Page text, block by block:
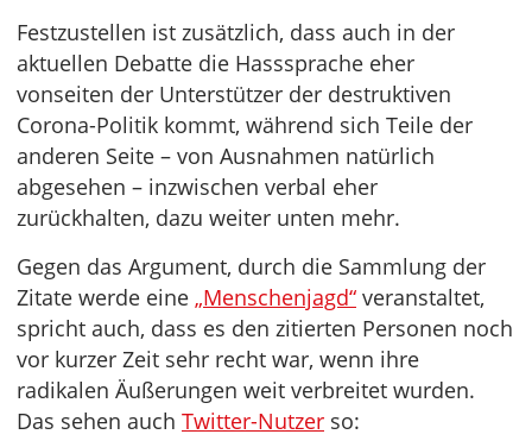
Festzustellen ist zusätzlich, dass auch in der
aktuellen Debatte die Hasssprache eher
vonseiten der Unterstützer der destruktiven
Corona-Politik kommt, während sich Teile der
anderen Seite – von Ausnahmen natürlich
abgesehen – inzwischen verbal eher
zurückhalten, dazu weiter unten mehr.
Gegen das Argument, durch die Sammlung der
Zitate werde eine „Menschenjagd“ veranstaltet,
spricht auch, dass es den zitierten Personen noch
vor kurzer Zeit sehr recht war, wenn ihre
radikalen Äußerungen weit verbreitet wurden.
Das sehen auch Twitter-Nutzer so: